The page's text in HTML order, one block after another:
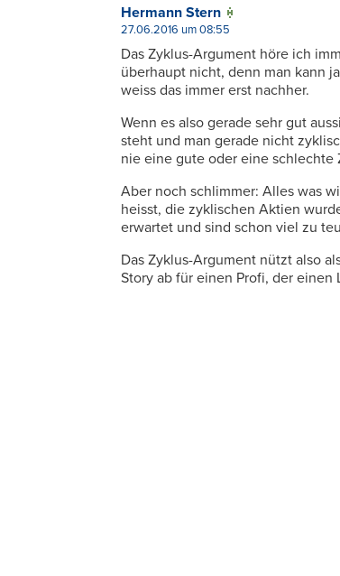
Hermann Stern
27.06.2016 um 08:55
Das Zyklus-Argument höre ich
überhaupt nicht, denn man kann
weiss das immer erst nachher.
Wenn es also gerade sehr gut
steht und man gerade nicht
nie eine gute oder eine
Aber noch schlimmer: Alles was
heisst, die zyklischen Aktien
erwartet und sind schon viel zu
Das Zyklus-Argument nützt also
Story ab für einen Profi, der